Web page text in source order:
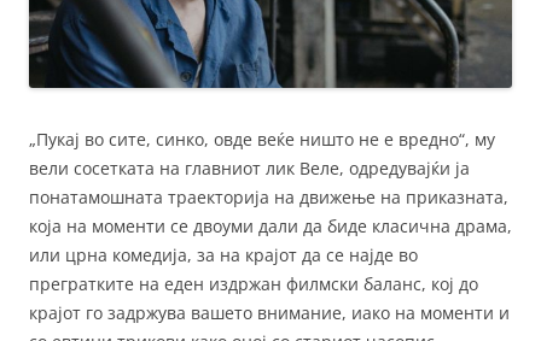
„Пукај во сите, синко, овде веќе ништо не е вредно“, му
вели сосетката на главниот лик Веле, одредувајќи ја
понатамошната траекторија на движење на приказната,
која на моменти се двоуми дали да биде класична драма,
или црна комедија, за на крајот да се најде во
прегратките на еден издржан филмски баланс, кој до
крајот го задржува вашето внимание, иако на моменти и